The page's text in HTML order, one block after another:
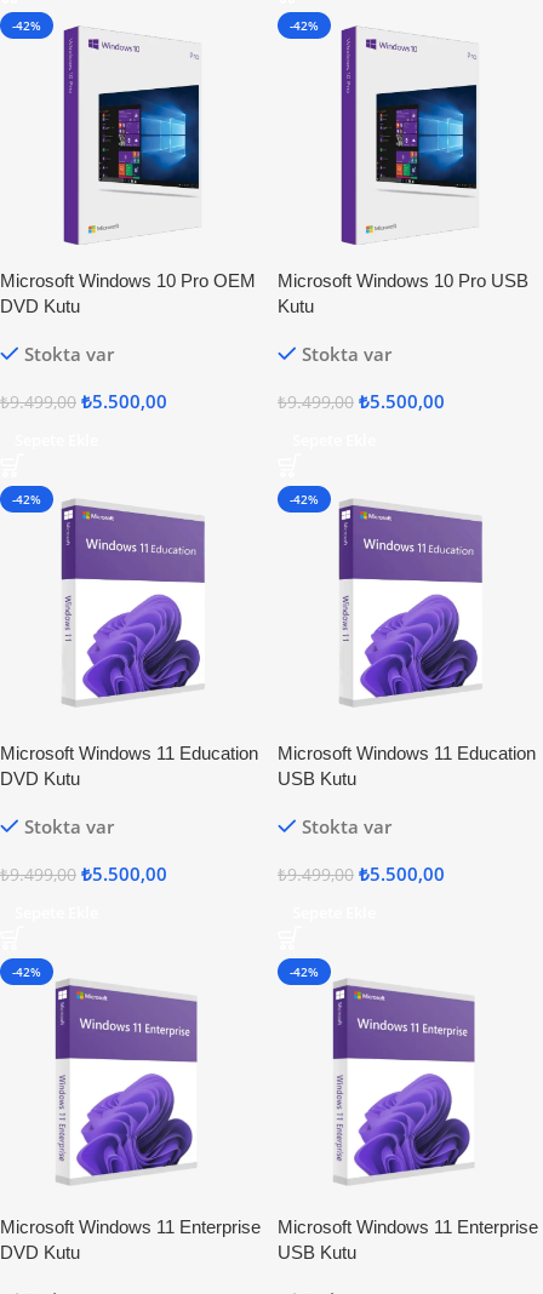
-42%
Microsoft Windows 10 Pro OEM
DVD Kutu
Stokta var
₺9.499,00 ₺5.500,00
-42%
Microsoft Windows 10 Pro USB
Kutu
Stokta var
₺9.499,00 ₺5.500,00
-42%
Microsoft Windows 11 Education
DVD Kutu
Stokta var
₺9.499,00 ₺5.500,00
-42%
Microsoft Windows 11 Education
USB Kutu
Stokta var
₺9.499,00 ₺5.500,00
-42%
Microsoft Windows 11 Enterprise
DVD Kutu
-42%
Microsoft Windows 11 Enterprise
USB Kutu